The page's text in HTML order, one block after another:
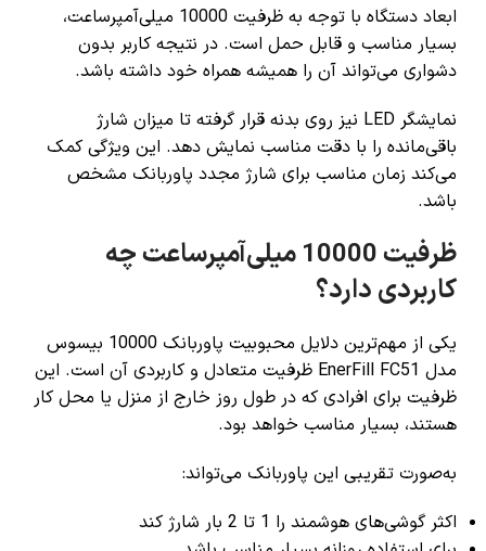
ابعاد دستگاه با توجه به ظرفیت 10000 میلی‌آمپرساعت،
بسیار مناسب و قابل حمل است. در نتیجه کاربر بدون
دشواری می‌تواند آن را همیشه همراه خود داشته باشد.
نمایشگر LED نیز روی بدنه قرار گرفته تا میزان شارژ
باقی‌مانده را با دقت مناسب نمایش دهد. این ویژگی کمک
می‌کند زمان مناسب برای شارژ مجدد پاوربانک مشخص
باشد.
ظرفیت 10000 میلی‌آمپرساعت چه
کاربردی دارد؟
یکی از مهم‌ترین دلایل محبوبیت پاوربانک 10000 بیسوس
مدل EnerFill FC51 ظرفیت متعادل و کاربردی آن است. این
ظرفیت برای افرادی که در طول روز خارج از منزل یا محل کار
هستند، بسیار مناسب خواهد بود.
به‌صورت تقریبی این پاوربانک می‌تواند:
اکثر گوشی‌های هوشمند را 1 تا 2 بار شارژ کند